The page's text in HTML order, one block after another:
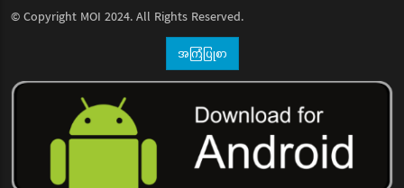
© Copyright MOI 2024. All Rights Reserved.
အကြံပြုစာ